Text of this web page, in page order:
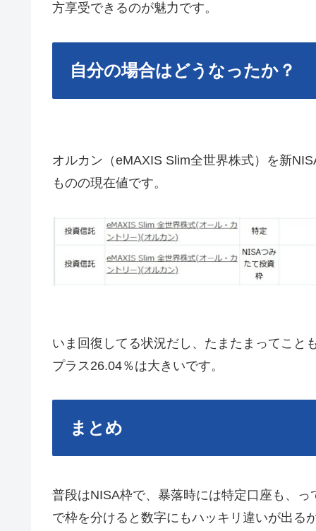
方享受できるのが魅力です。
自分の場合はどうなったか？
オルカン（eMAXIS Slim全世界株式）を新
ものの現在値です。
いま回復してる状況だし、たまたまってこと
プラス26.04％は大きいです。
まとめ
普段はNISA枠で、暴落時には特定口座も、
で枠を分けると数字にもハッキリ違いが出る